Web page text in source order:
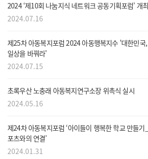
2024 ‘제10회 나눔지식 네트워크 공동기획포럼’ 개최
2024.07.16
제25차 아동복지포럼 2024 아동행복지수 '대한민국
일상을 바꿔라'
2024.07.15
초록우산 노충래 아동복지연구소장 위촉식 실시
2024.05.16
제24차 아동복지포럼 ‘아이들이 행복한 학교 만들
포츠와의 연결’
2024.01.31